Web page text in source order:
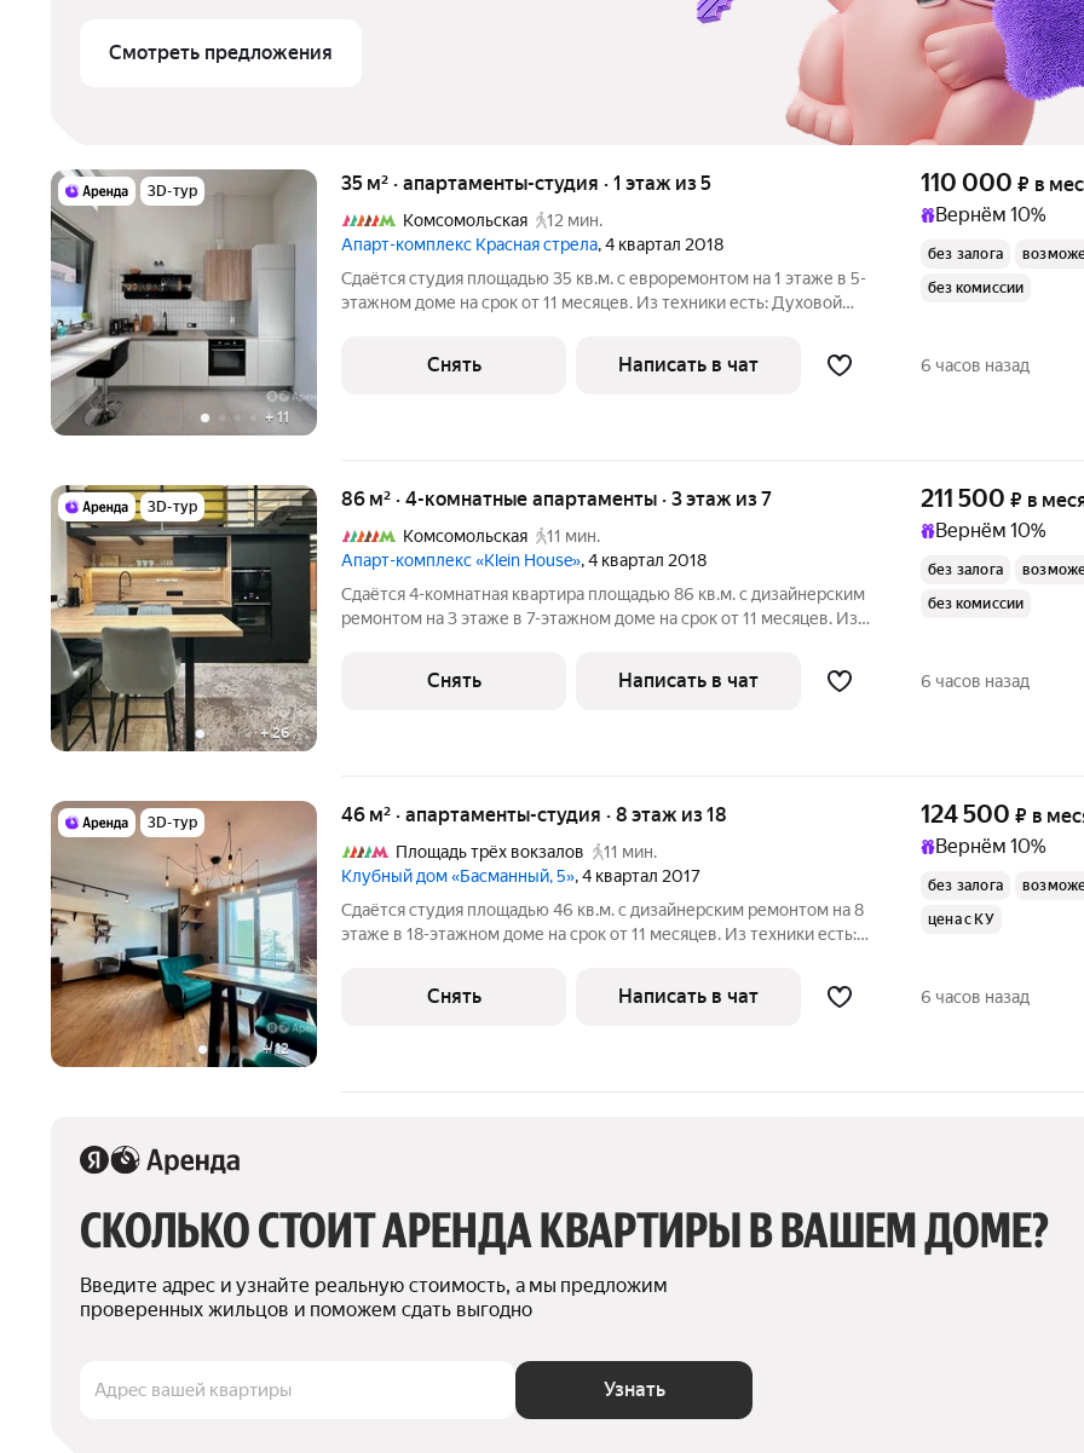
Смотреть предложения
3D-тур
+ 11
35 м² · апартаменты-студия · 1 этаж из 5
Комсомольская
12 мин.
Апарт-комплекс Красная стрела, 4 квартал 2018
Сдаётся студия площадью 35 кв.м. с евроремонтом на 1 этаже в 5-
этажном доме на срок от 11 месяцев. Из техники есть: Духовой
Бойлер Дом - кирпичный, окна выходят во двор. Есть консьерж. Во
110 000 ₽ в
Вернём 10%
без залога
без комиссии
Снять Написать в чат 6 часов назад
3D-тур
+26
86 м² · 4-комнатные апартаменты · 3 этаж из 7
Комсомольская
11 мин.
Апарт-комплекс «Klein House», 4 квартал 2018
Сдаётся 4-комнатная квартира площадью 86 кв.м. с дизайнерским
ремонтом на 3 этаже в 7-этажном доме на срок от 11 месяцев. Из
211 500 ₽ в
Вернём 10%
без залога
без комиссии
Снять Написать в чат 6 часов назад
3D-тур
+12
46 м² · апартаменты-студия · 8 этаж из 18
Площадь трёх вокзалов
11 мин.
Клубный дом «Басманный, 5», 4 квартал 2017
Сдаётся студия площадью 46 кв.м. с дизайнерским ремонтом на 8
этаже в 18-этажном доме на срок от 11 месяцев. Из техники есть:
124 500 ₽ в
Вернём 10%
без залога
цена с КУ
Снять Написать в чат 6 часов назад
СКОЛЬКО СТОИТ АРЕНДА КВАРТИРЫ В ВАШЕМ ДОМЕ?
Введите адрес и узнайте реальную стоимость, а мы предложим
проверенных жильцов и поможем сдать выгодно
Адрес вашей квартиры Узнать